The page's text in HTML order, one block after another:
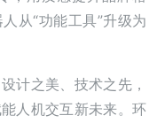
从“功能工具”升级为
计之美、技术之先，
人机交互新未来。环